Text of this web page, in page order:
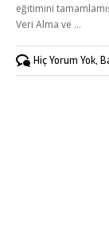
Fikir
İnsan
eğitimini
Veri Alma ve …
Hiç Yorum Yok,